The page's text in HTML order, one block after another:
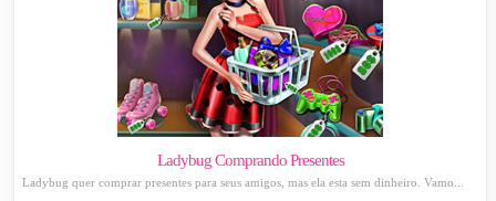
Ladybug Comprando Presentes
Ladybug quer comprar presentes para seus amigos, mas ela esta sem dinheiro. Vamo...